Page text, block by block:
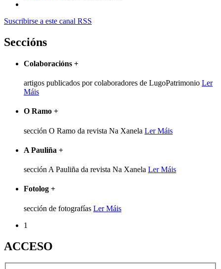
Suscribirse a este canal RSS
Seccións
Colaboracións +
artigos publicados por colaboradores de LugoPatrimonio Ler
Máis
O Ramo +
sección O Ramo da revista Na Xanela Ler Máis
A Pauliña +
sección A Pauliña da revista Na Xanela Ler Máis
Fotolog +
sección de fotografías Ler Máis
1
ACCESO